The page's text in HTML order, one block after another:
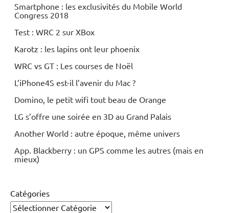
Smartphone : les exclusivités du Mobile World
Congress 2018
Test : WRC 2 sur XBox
Karotz : les lapins ont leur phoenix
WRC vs GT : Les courses de Noël
L’iPhone4S est-il l’avenir du Mac ?
Domino, le petit wifi tout beau de Orange
LG s’offre une soirée en 3D au Grand Palais
Another World : autre époque, même univers
App. Blackberry : un GPS comme les autres (mais en
mieux)
Catégories